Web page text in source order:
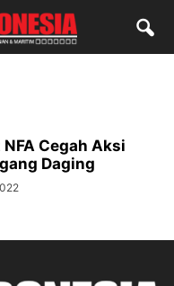
Cegah Aksi
Daging